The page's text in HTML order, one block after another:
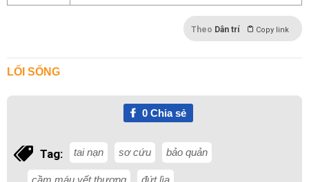
Theo Dân trí Copy link
LỐI SỐNG
0Chia sẻ
Tag: tai nạn sơ cứu bảo quản
cầm máu vết thương đứt lìa